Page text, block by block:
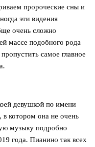
пророческие сны и
эти видения
очень сложно
массе подобного рода
самое главное
девушкой по имени
котором она не очень
музыку подробно
года. Пианино так всех